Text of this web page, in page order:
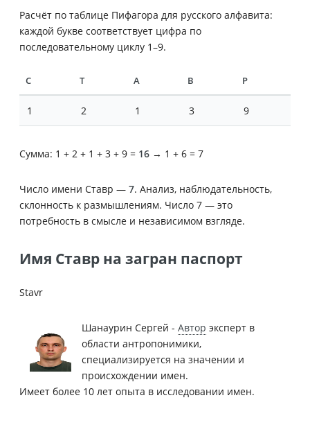
Расчёт по таблице Пифагора для русского алфавита:
каждой букве соответствует цифра по
последовательному циклу 1–9.
С Т А В Р
1 2 1 3 9
Сумма: 1 + 2 + 1 + 3 + 9 = 16 → 1 + 6 = 7
Число имени Ставр — 7. Анализ, наблюдательность,
склонность к размышлениям. Число 7 — это
потребность в смысле и независимом взгляде.
Имя Ставр на загран паспорт
Stavr
Шанаурин Сергей - Автор эксперт в
области антропонимики,
специализируется на значении и
происхождении имен.
Имеет более 10 лет опыта в исследовании имен.